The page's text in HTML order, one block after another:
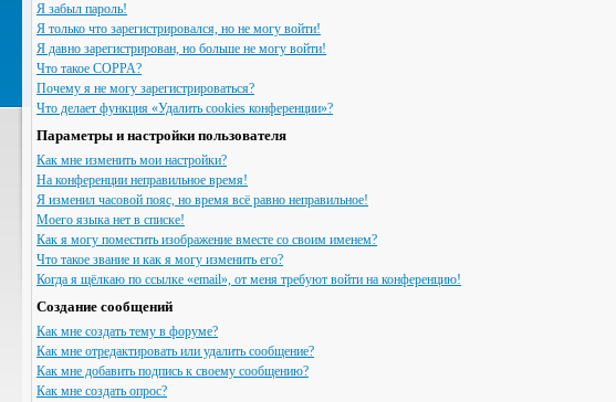
Я забыл пароль!
Я только что зарегистрировался, но не могу войти!
Я давно зарегистрирован, но больше не могу войти!
Что такое COPPA?
Почему я не могу зарегистрироваться?
Что делает функция «Удалить cookies конференции»?
Параметры и настройки пользователя
Как мне изменить мои настройки?
На конференции неправильное время!
Я изменил часовой пояс, но время всё равно неправильное!
Моего языка нет в списке!
Как я могу поместить изображение вместе со своим именем?
Что такое звание и как я могу изменить его?
Когда я щёлкаю по ссылке «email», от меня требуют войти на конференцию!
Создание сообщений
Как мне создать тему в форуме?
Как мне отредактировать или удалить сообщение?
Как мне добавить подпись к своему сообщению?
Как мне создать опрос?